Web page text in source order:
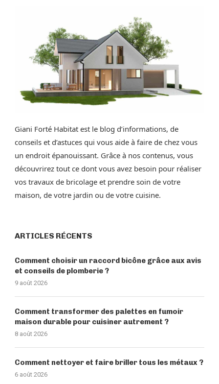
Giani Forté Habitat est le blog d’informations, de
conseils et d’astuces qui vous aide à faire de chez vous
un endroit épanouissant. Grâce à nos contenus, vous
découvrirez tout ce dont vous avez besoin pour réaliser
vos travaux de bricolage et prendre soin de votre
maison, de votre jardin ou de votre cuisine.
ARTICLES RÉCENTS
Comment choisir un raccord bicône grâce aux avis
et conseils de plomberie ?
9 août 2026
Comment transformer des palettes en fumoir
maison durable pour cuisiner autrement ?
8 août 2026
Comment nettoyer et faire briller tous les métaux ?
6 août 2026